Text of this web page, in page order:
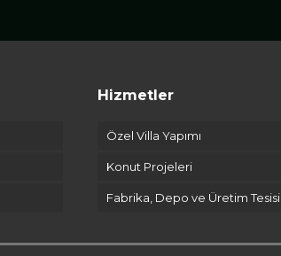
Hizmetler
Özel Villa Yapımı
Konut Projeleri
Fabrika, Depo ve Üretim Tesisi